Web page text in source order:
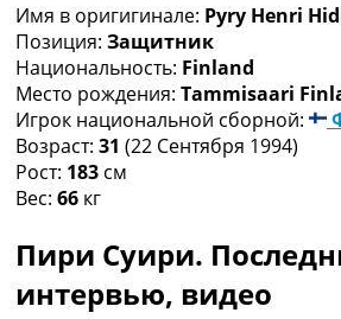
Другие Турниры >>>
Таблицы
Таблицы групп
Украина. Премьер-Лига
Украина. Первая Лига
Лига Чемпионов.
Англия. Премьер-Лига
Рейтинги
Рейтинг стран УЕФА
Рейтинг клубов УЕФА
Имя в оригигинале: Pyry Henri
Позиция: Защитник
Национальность: Finland
Место рождения: Tammisaari
Игрок национальной сборной:
Возраст: 31 (22 Сентября 1994)
Рост: 183 см
Вес: 66 кг
Пири Суири.
интервью, видео